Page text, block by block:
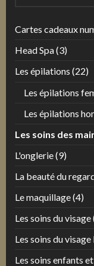
Cartes cadeaux
Head Spa(3)
Les épilations (22)
Les épilations
Les épilations
Les soins des
L'onglerie(9)
La beauté du
Le maquillage(4)
Les soins du visage
Les soins du
Les soins enfants